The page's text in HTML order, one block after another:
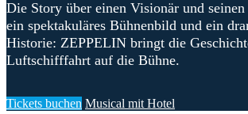
Die Story über einen Visionär und seinen
ein spektakuläres Bühnenbild und ein
Historie: ZEPPELIN bringt die
Luftschifffahrt auf die Bühne.
Tickets buchen Musical mit Hotel